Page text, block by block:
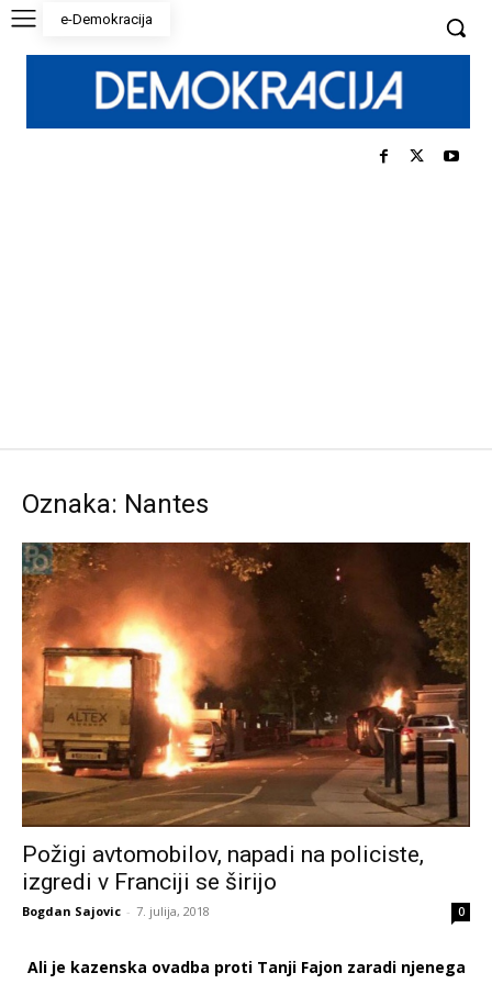
e-Demokracija
Oznaka: Nantes
Požigi avtomobilov, napadi na policiste,
izgredi v Franciji se širijo
Bogdan Sajovic - 7. julija, 2018 0
Ali je kazenska ovadba proti Tanji Fajon zaradi njenega